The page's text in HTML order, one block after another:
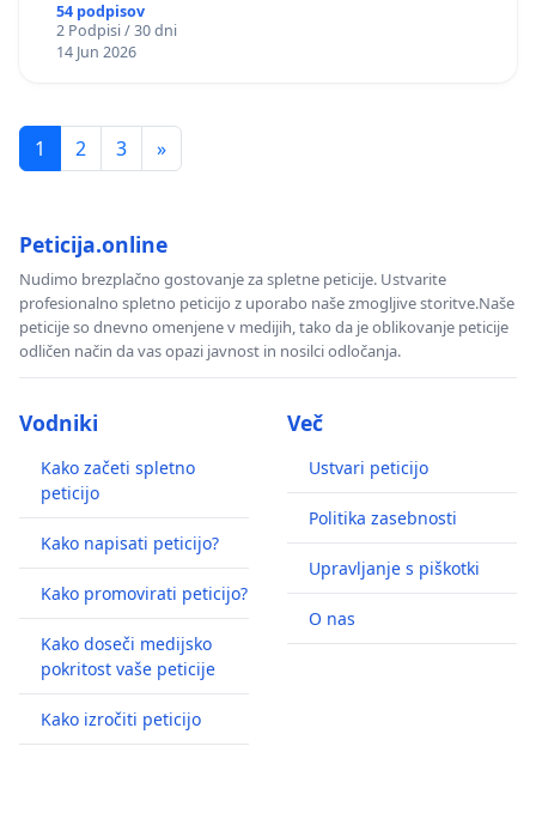
54 podpisov
2 Podpisi / 30 dni
14 Jun 2026
1 2 3 »
Peticija.online
Nudimo brezplačno gostovanje za spletne peticije. Ustvarite
profesionalno spletno peticijo z uporabo naše zmogljive storitve.Naše
peticije so dnevno omenjene v medijih, tako da je oblikovanje peticije
odličen način da vas opazi javnost in nosilci odločanja.
Vodniki
Kako začeti spletno
peticijo
Kako napisati peticijo?
Kako promovirati peticijo?
Kako doseči medijsko
pokritost vaše peticije
Kako izročiti peticijo
Več
Ustvari peticijo
Politika zasebnosti
Upravljanje s piškotki
O nas